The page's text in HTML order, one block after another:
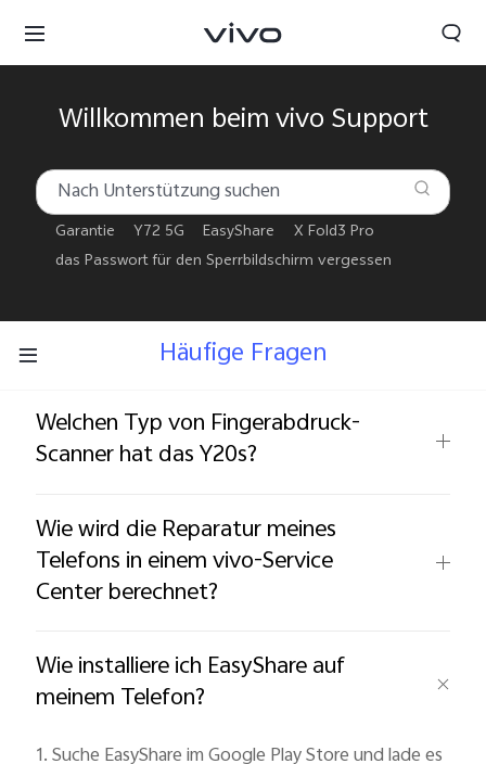
Österreich | Land/Region auswählen
Willkommen beim vivo Support
Garantie Y72 5G EasyShare
X Fold3 Pro
das Passwort für den Sperrbildschirm vergessen
Häufige Fragen
Welchen Typ von Fingerabdruck-
Scanner hat das Y20s?
Wie wird die Reparatur meines
Telefons in einem vivo-Service
Center berechnet?
Wie installiere ich EasyShare auf
meinem Telefon?
1. Suche EasyShare im Google Play Store und lade es